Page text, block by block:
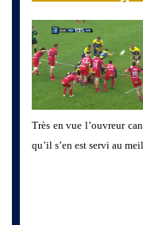
Très en vue l’ouvreur
qu’il s’en est servi au